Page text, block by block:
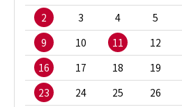
2
3 4 5
9
10 11 12
16
17 18 19
23
24 25 26